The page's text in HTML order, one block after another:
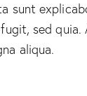
sunt
sed
aliqua.